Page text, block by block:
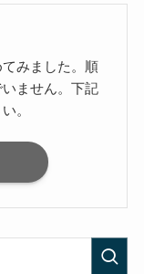
てみました。順
ません。下記
。